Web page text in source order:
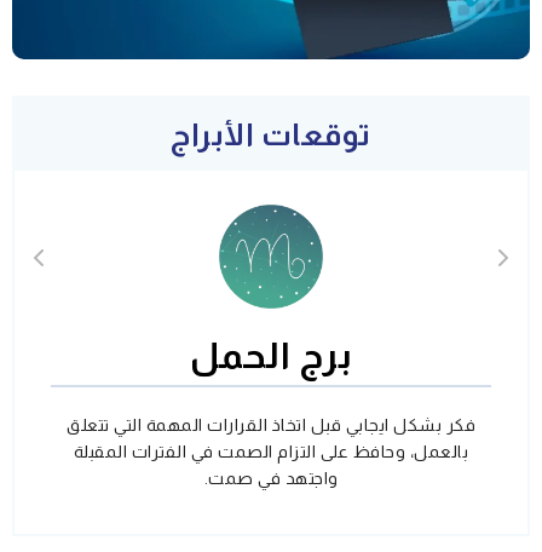
توقعات الأبراج
برج الحمل
فكر بشكل ايجابي قبل اتخاذ القرارات المهمة التي تتعلق
بالعمل، وحافظ على التزام الصمت في الفترات المقبلة
واجتهد في صمت.